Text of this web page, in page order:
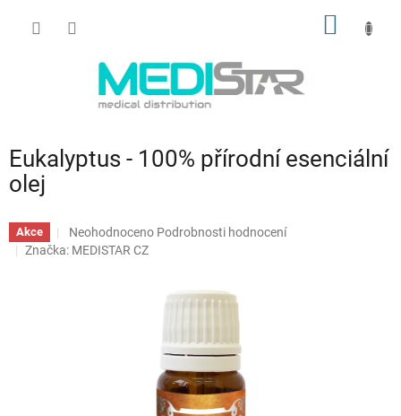
Eukalyptus - 100% přírodní esenciální
olej
Akce
Průměrné
hodnocení
Neohodnoceno Podrobnosti hodnocení
Značka: MEDISTAR CZ